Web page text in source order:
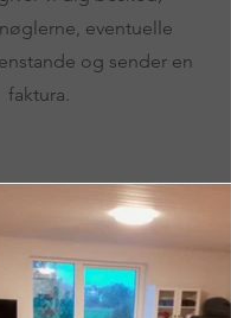
eventuelle
og sender en
faktura.